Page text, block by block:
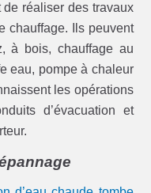
de réaliser des travaux
chauffage. Ils peuvent
à bois, chauffage au
eau, pompe à chaleur
les opérations
d’évacuation et